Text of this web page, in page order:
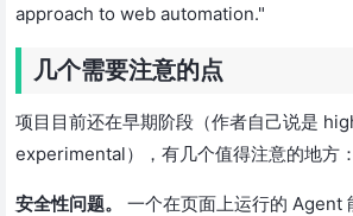
approach to web automation."
几个需要注意的点
项目目前还在早期阶段（作者自己说是
experimental），有几个值得注意的地方：
安全性问题。
一个在页面上运行的 Agent